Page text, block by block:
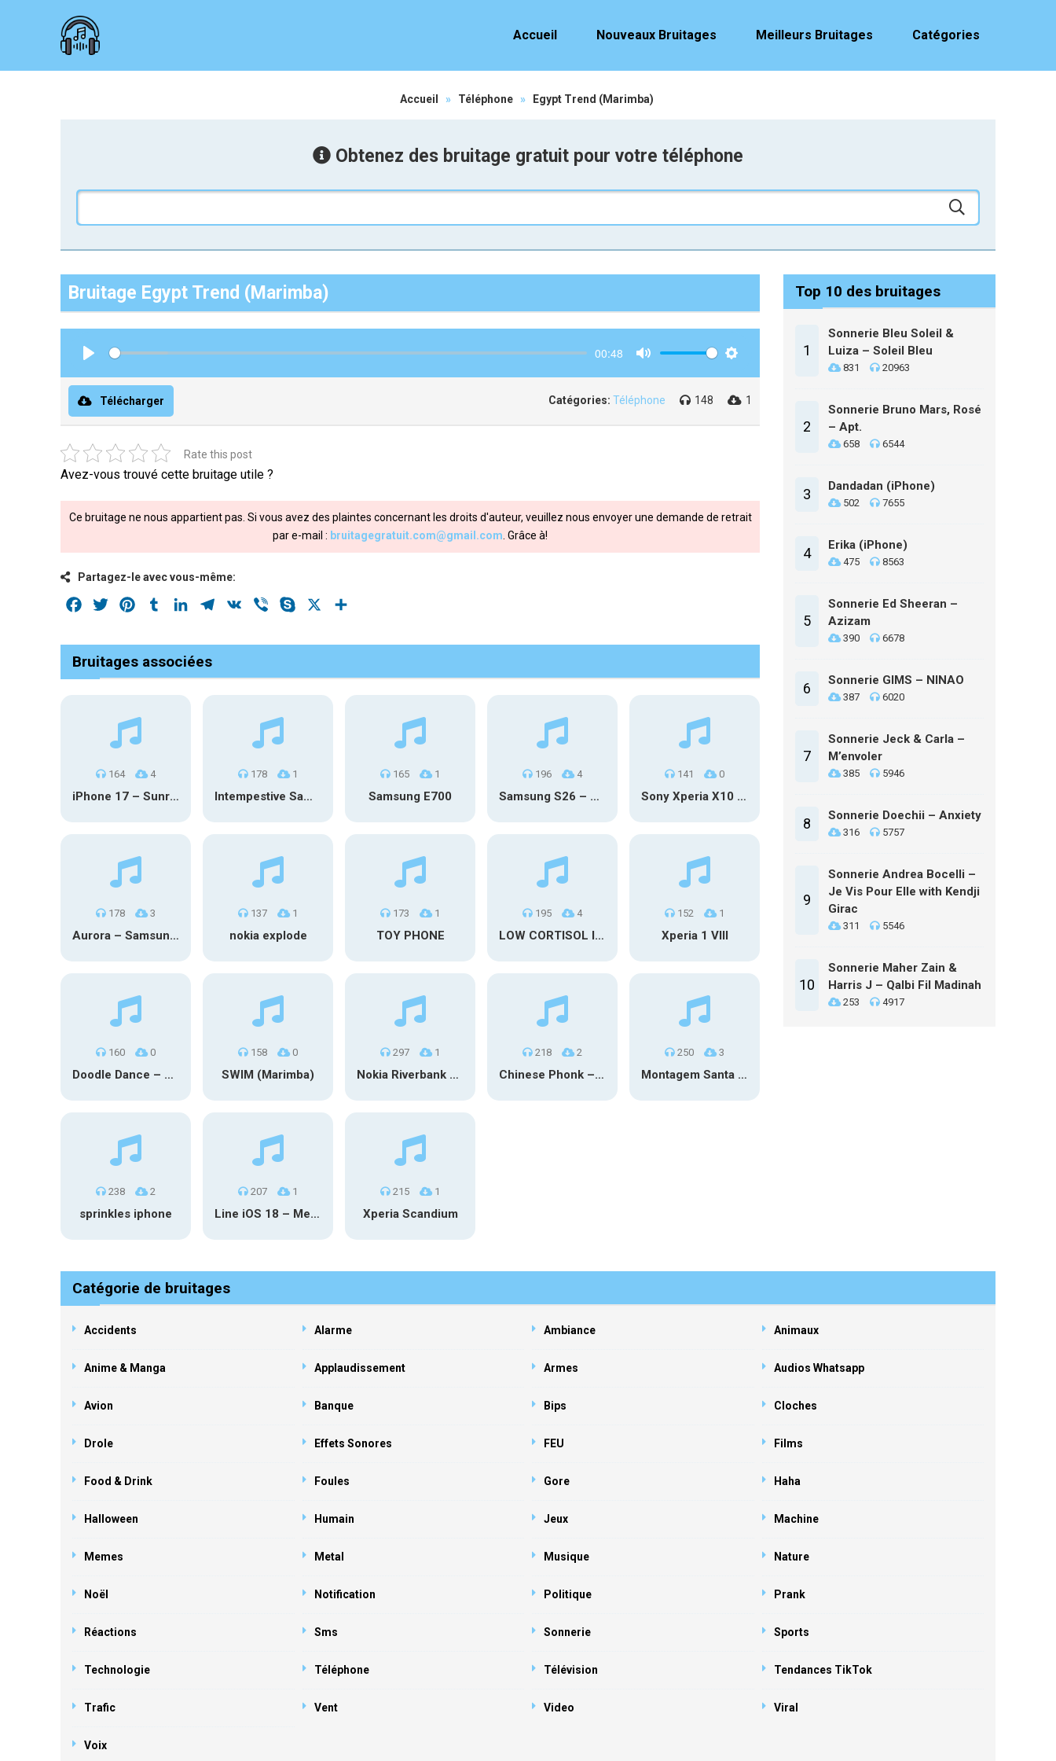
Accueil Nouveaux Bruitages Meilleurs Bruitages Catégories
Accueil » Téléphone » Egypt Trend (Marimba)
Obtenez des bruitage gratuit pour votre téléphone
Bruitage Egypt Trend (Marimba)
00:48
Télécharger Catégories: Téléphone 148 1
Rate this post
Avez-vous trouvé cette bruitage utile ?
Ce bruitage ne nous appartient pas. Si vous avez des plaintes concernant les droits d'auteur, veuillez nous envoyer une demande de retrait
par e-mail : bruitagegratuit.com@gmail.com . Grâce à!
Partagez-le avec vous-même:
Facebook
Twitter PinterestTumblrLinkedInTelegram
VK Viber Skype
Bruitages associées
164 4
iPhone 17 – Sunrise Serenity
178 1
Intempestive Samsung
165 1
Samsung E700
196 4
Samsung S26 – Moon Discovery
141 0
Sony Xperia X10 Msg
178 3
Aurora – Samsung Galaxy S26
137 1
nokia explode
173 1
TOY PHONE
195 4
LOW CORTISOL IPHONE
152 1
Xperia 1 VIII
160 0
Doodle Dance – Anime (Marimba)
158 0
SWIM (Marimba)
297 1
Nokia Riverbank Dawn
218 2
Chinese Phonk – Midu Echoing (Marimba)
250 3
Montagem Santa Fe 2 – Phonk (iPhone)
238 2
sprinkles iphone
207 1
Line iOS 18 – Mercury
215 1
Xperia Scandium
Top 10 des bruitages
1
Sonnerie Bleu Soleil &
Luiza – Soleil Bleu
831 20963
2
Sonnerie Bruno Mars, Rosé
– Apt.
658 6544
3 Dandadan (iPhone)
502 7655
4 Erika (iPhone)
475 8563
5
Sonnerie Ed Sheeran –
Azizam
390 6678
6 Sonnerie GIMS – NINAO
387 6020
7
Sonnerie Jeck & Carla –
M’envoler
385 5946
8 Sonnerie Doechii – Anxiety
316 5757
9
Sonnerie Andrea Bocelli –
Je Vis Pour Elle with Kendji
Girac
311 5546
10
Sonnerie Maher Zain &
Harris J – Qalbi Fil Madinah
253 4917
Catégorie de bruitages
Accidents Alarme Ambiance Animaux
Anime & Manga Applaudissement Armes Audios Whatsapp
Avion Banque Bips Cloches
Drole Effets Sonores FEU Films
Food & Drink Foules Gore Haha
Halloween Humain Jeux Machine
Memes Metal Musique Nature
Noël Notification Politique Prank
Réactions Sms Sonnerie Sports
Technologie Téléphone Télévision Tendances TikTok
Trafic Vent Video Viral
Voix